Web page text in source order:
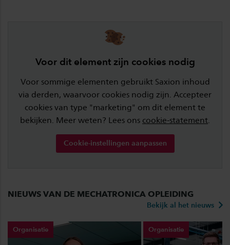
Voor dit element zijn cookies nodig
Voor sommige elementen gebruikt Saxion inhoud
via derden, waarvoor cookies nodig zijn. Accepteer
cookies van type "marketing" om dit element te
bekijken. Meer weten? Lees ons cookie-statement.
Cookie-instellingen aanpassen
NIEUWS VAN DE MECHATRONICA OPLEIDING
Bekijk al het nieuws
Organisatie Organisatie